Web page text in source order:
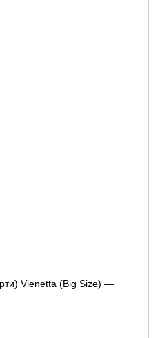
Vienetta (Big Size) —